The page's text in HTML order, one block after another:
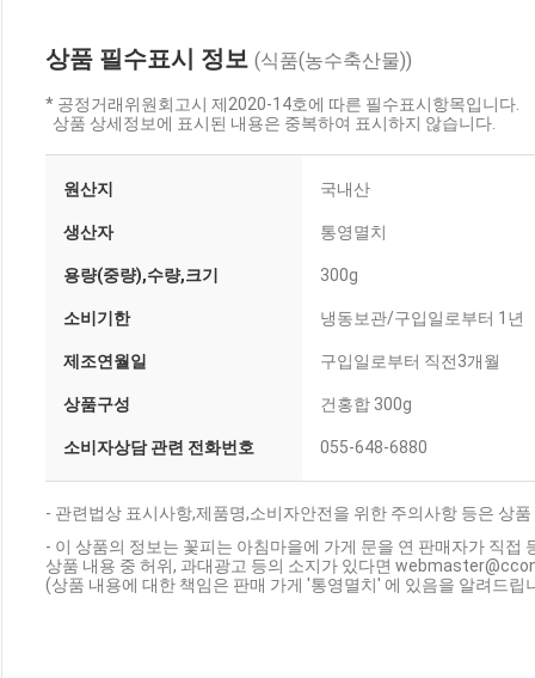
상품 필수표시 정보 (식품(농수축산물))
* 공정거래위원회고시 제2020-14호에 따른 필수표시항목입니다.
상품 상세정보에 표시된 내용은 중복하여 표시하지 않습니다.
원산지 국내산
생산자 통영멸치
용량(중량),수량,크기 300g
소비기한 냉동보관/구입일로부터 1년
제조연월일 구입일로부터 직전3개월
상품구성 건홍합 300g
소비자상담 관련 전화번호 055-648-6880
- 관련법상 표시사항,제품명,소비자안전을 위한 주의사항 등은 상
- 이 상품의 정보는 꽃피는 아침마을에 가게 문을 연 판매자가 직접
상품 내용 중 허위, 과대광고 등의 소지가 있다면
(상품 내용에 대한 책임은 판매 가게 '통영멸치' 에 있음을 알려드립